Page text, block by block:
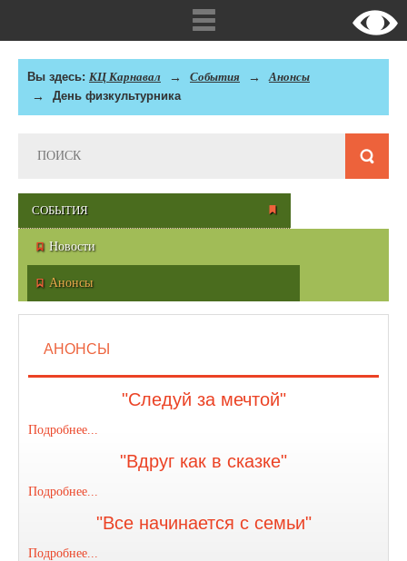
Вы здесь: КЦ Карнавал События
Анонсы
День физкультурника
СОБЫТИЯ
Новости
Анонсы
АНОНСЫ
"Следуй за мечтой"
Подробнее...
"Вдруг как в сказке"
Подробнее...
"Все начинается с семьи"
Подробнее...